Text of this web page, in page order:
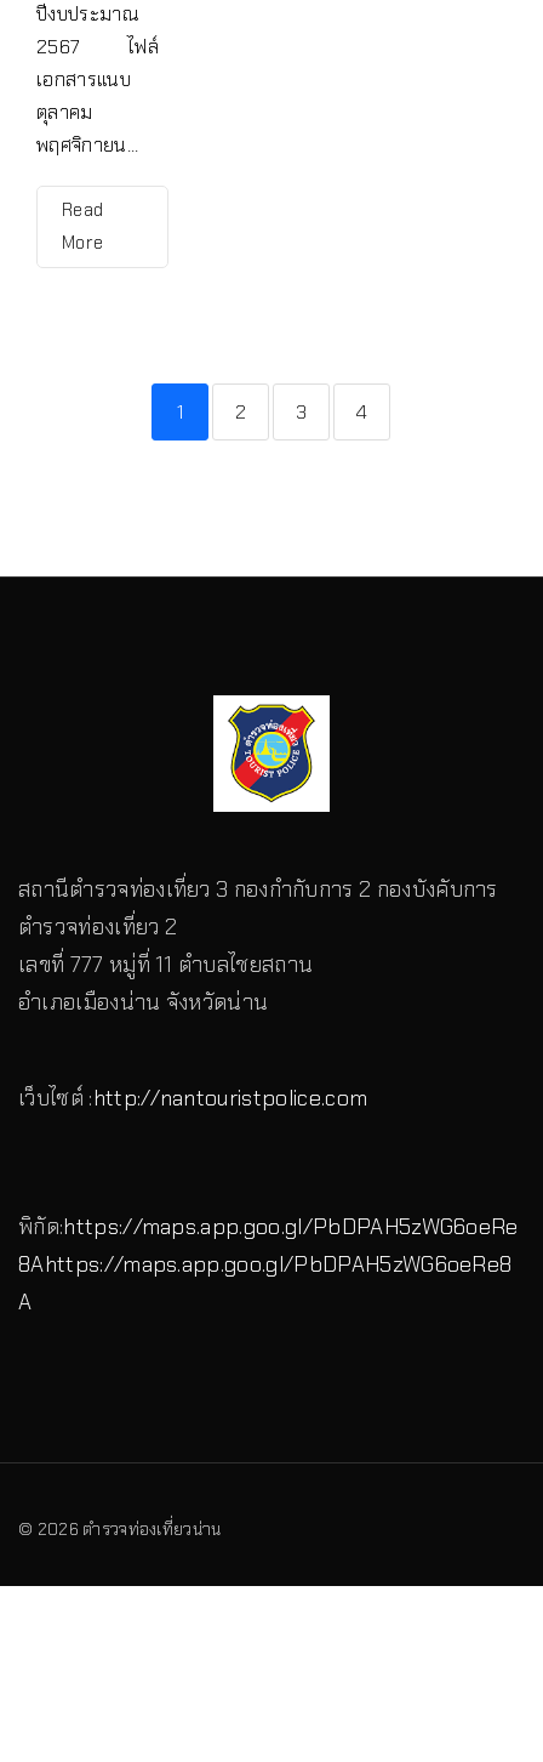
ปีงบประมาณ
2567 ไฟล์
เอกสารแนบ
ตุลาคม
พฤศจิกายน...
Read
More
1 2 3 4
สถานีตำรวจท่องเที่ยว 3 กองกำกับการ 2 กองบังคับการ
ตำรวจท่องเที่ยว 2
เลขที่ 777 หมู่ที่ 11 ตำบลไชยสถาน
อำเภอเมืองน่าน จังหวัดน่าน
เว็บไซต์ :http://nantouristpolice.com
พิกัด:https://maps.app.goo.gl/PbDPAH5zWG6oeRe
8Ahttps://maps.app.goo.gl/PbDPAH5zWG6oeRe8
A
© 2026 ตำรวจท่องเที่ยวน่าน